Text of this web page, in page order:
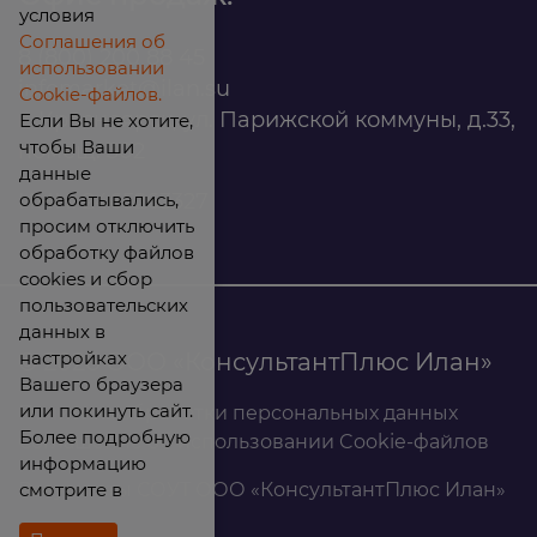
infomarket@ilan.su
г. Красноярск, ул. Парижской коммуны, д.33,
помещ. 302
ИНН: 2465263327
© 2026 ООО «КонсультантПлюс Илан»
Политика обработки персональных данных
Соглашение об использовании Cookie-файлов
Результаты СОУТ ООО «КонсультантПлюс Илан»
условия
Соглашения об
использовании
Cookie-файлов.
Если Вы не хотите,
чтобы Ваши
данные
обрабатывались,
просим отключить
обработку файлов
cookies и сбор
пользовательских
данных в
настройках
Вашего браузера
или покинуть сайт.
Более подробную
информацию
смотрите в